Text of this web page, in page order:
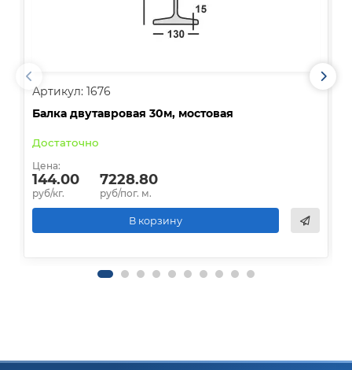
Артикул: 1676
Балка двутавровая 30м, мостовая
Достаточно
Цена:
144.00
руб/кг.
7228.80
руб/пог. м.
В корзину